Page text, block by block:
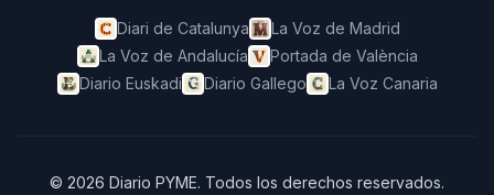
Diari de Catalunya
La Voz de Madrid
La Voz de Andalucía
Portada de València
Diario Euskadi
Diario Gallego La Voz Canaria
© 2026 Diario PYME. Todos los derechos reservados.